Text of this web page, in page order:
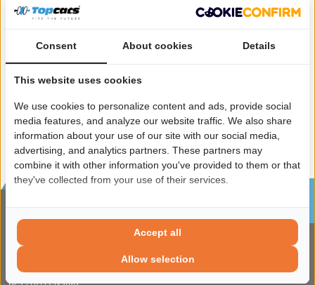
Meer informatie
Origineel nummers Levering
Garantie:2 jaar garantie
Enkel in combinatie met:FK50160
Sinds 2002 de specialist in katalysatoren en
roetfilters
CONTACTGEGVENS
ADRES
Apolloweg 88
8239 DA Lelystad
Consent About cookies Details
This website uses cookies
We use cookies to personalize content and ads, provide social
media features, and analyze our website traffic. We also share
information about your use of our site with our social media,
advertising, and analytics partners. These partners may
combine it with other information you've provided to them or that
they've collected from your use of their services.
Allow selection
Accept all